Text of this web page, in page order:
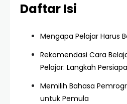
Daftar Isi
Mengapa Pelajar Harus
Rekomendasi Cara
Pelajar: Langkah
Memilih Bahasa
untuk Pemula